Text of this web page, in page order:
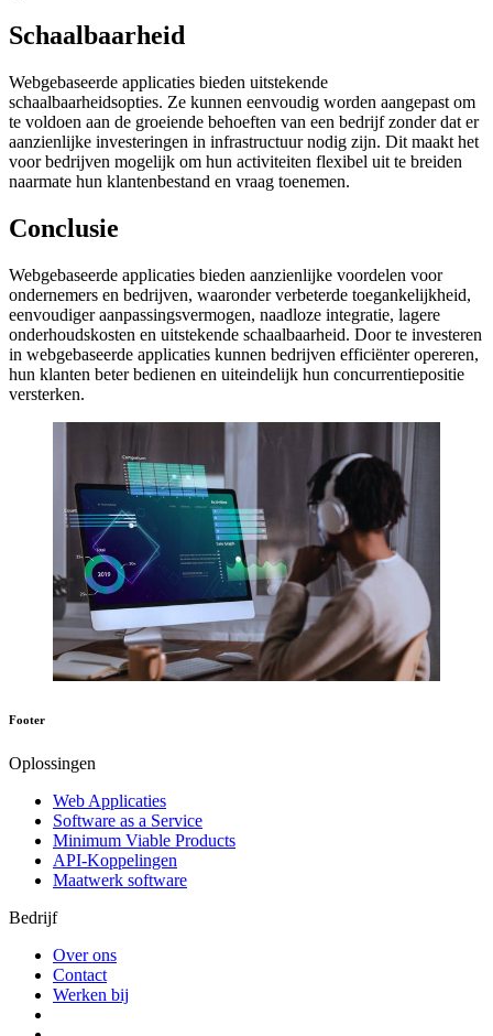
Schaalbaarheid
Webgebaseerde applicaties bieden uitstekende
schaalbaarheidsopties. Ze kunnen eenvoudig worden aangepast om
te voldoen aan de groeiende behoeften van een bedrijf zonder dat er
aanzienlijke investeringen in infrastructuur nodig zijn. Dit maakt het
voor bedrijven mogelijk om hun activiteiten flexibel uit te breiden
naarmate hun klantenbestand en vraag toenemen.
Conclusie
Webgebaseerde applicaties bieden aanzienlijke voordelen voor
ondernemers en bedrijven, waaronder verbeterde toegankelijkheid,
eenvoudiger aanpassingsvermogen, naadloze integratie, lagere
onderhoudskosten en uitstekende schaalbaarheid. Door te investeren
in webgebaseerde applicaties kunnen bedrijven efficiënter opereren,
hun klanten beter bedienen en uiteindelijk hun concurrentiepositie
versterken.
Footer
Oplossingen
Web Applicaties
Software as a Service
Minimum Viable Products
API-Koppelingen
Maatwerk software
Bedrijf
Over ons
Contact
Werken bij